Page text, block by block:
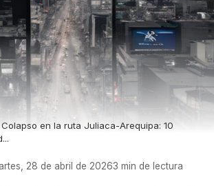
Colapso en la ruta Juliaca-Arequipa: 10
28 de abril de 20263 min de lectura